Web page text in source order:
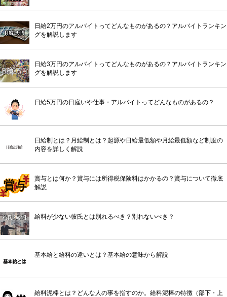
日給2万円のアルバイトってどんなものがあるの？アルバイトランキン
グを解説します
日給3万円のアルバイトってどんなものがあるの？アルバイトランキン
グを解説します
日給5万円の日雇いや仕事・アルバイトってどんなものがあるの？
日給制とは？月給制とは？起源や日給最低額や月給最低額など制度の
内容を詳しく解説
賞与とは何か？賞与には所得税保険料はかかるの？賞与について徹底
解説
給料が少ない彼氏とは別れるべき？別れないべき？
基本給と給料の違いとは？基本給の意味から解説
給料泥棒とは？どんな人の事を指すのか。給料泥棒の特徴（部下・上